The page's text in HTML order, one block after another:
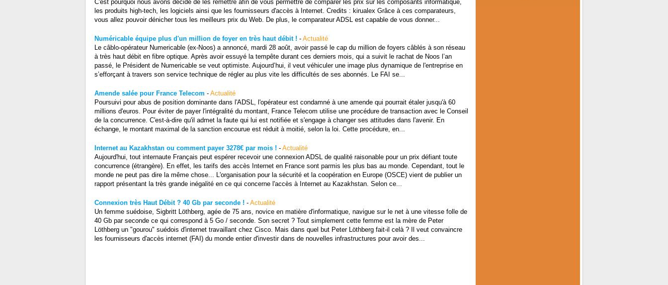
C'est pourquoi nous avons décidé de les remettre afin de vous permettre de comparer les prix sur les composants informatique,
les produits high-tech, les logiciels ainsi que les fournisseurs d'accès à Internet. Credits : kirualex Grâce à ces comparateurs,
vous allez pouvoir dénicher tous les meilleurs prix du Web. De plus, le comparateur ADSL est capable de vous donner...
Numéricable équipe plus d'un million de foyer en très haut débit ! - Actualité
Le câblo-opérateur Numericable (ex-Noos) a annoncé, mardi 28 août, avoir passé le cap du million de foyers câblés à son réseau
à très haut débit en fibre optique. Après avoir essuyé la tempête durant ces derniers mois, qui a suivit le rachat de Noos l’an
passé, le Président de Numericable se veut optimiste. Aujourd’hui, il veut véhiculer une image plus dynamique de l'entreprise en
s’efforçant à travers son service technique de régler au plus vite les difficultés de ses abonnés. Le FAI se...
Amende salée pour France Telecom - Actualité
Poursuivi pour abus de position dominante dans l'ADSL, l'opérateur est condamné à une amende qui pourrait étaler jusqu'à 60
millions d'euros. Pour éviter de payer l'intégralité du montant, France Telecom utilise une procédure de transaction avec le Conseil
de la concurrence. C'est-à-dire qu'il admet la faute qui lui est notifiée et s'engage à changer ses attitudes dans l'avenir. En
échange, le montant maximal de la sanction encourue est réduit à moitié, selon la loi. Cette procédure, en...
Internet au Kazakhstan ou comment payer 3278€ par mois ! - Actualité
Aujourd'hui, tout internaute Français peut espérer recevoir une connexion ADSL de qualité raisonable pour un prix défiant toute
concurrence (étrangère). En effet, les tarifs des accès Internet en France sont parmis les plus bas au monde. Cependant, tout le
monde ne peut pas dire la même chose... L'organisation pour la sécurité et la coopération en Europe (OSCE) vient de publier un
rapport présentant la très grande inégalité en ce qui concerne l'accès à Internet au Kazakhstan. Selon ce...
Connexion très Haut Débit ? 40 Gb par seconde ! - Actualité
Un femme suédoise, Sigbritt Löthberg, agée de 75 ans, novice en matière d'informatique, navigue sur le net à une vitesse folle de
40 Gb par seconde ce qui correspond à 5 Go / seconde. Son secret ? Tout simplement cette femme est la mère de Peter
Löthberg un "gourou" suédois d'internet travaillant chez Cisco. Mais dans quel but Peter Löthberg fait-il celà ? Il veut convaincre
les fournisseurs d'accès internet (FAI) du monde entier d'investir dans de nouvelles infrastructures pour avoir des...